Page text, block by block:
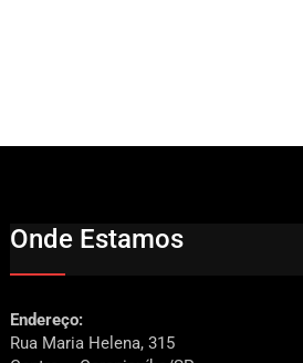
Onde Estamos
Endereço:
Rua Maria Helena, 315